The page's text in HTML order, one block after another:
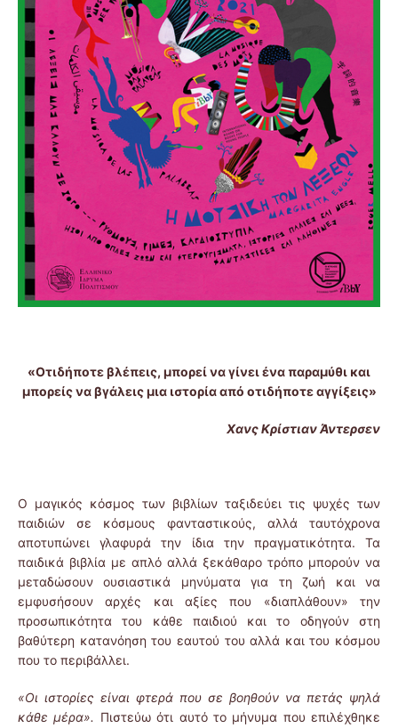
«Οτιδήποτε βλέπεις, μπορεί να γίνει ένα παραμύθι και
μπορείς να βγάλεις μια ιστορία από οτιδήποτε αγγίξεις»
Χανς Κρίστιαν Άντερσεν
Ο μαγικός κόσμος των βιβλίων ταξιδεύει τις ψυχές των
παιδιών σε κόσμους φανταστικούς, αλλά ταυτόχρονα
αποτυπώνει γλαφυρά την ίδια την πραγματικότητα. Τα
παιδικά βιβλία με απλό αλλά ξεκάθαρο τρόπο μπορούν να
μεταδώσουν ουσιαστικά μηνύματα για τη ζωή και να
εμφυσήσουν αρχές και αξίες που «διαπλάθουν» την
προσωπικότητα του κάθε παιδιού και το οδηγούν στη
βαθύτερη κατανόηση του εαυτού του αλλά και του κόσμου
που το περιβάλλει.
«Οι ιστορίες είναι φτερά που σε βοηθούν να πετάς ψηλά
κάθε μέρα». Πιστεύω ότι αυτό το μήνυμα που επιλέχθηκε